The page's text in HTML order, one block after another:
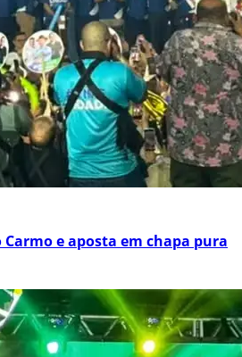
e aposta em chapa pura